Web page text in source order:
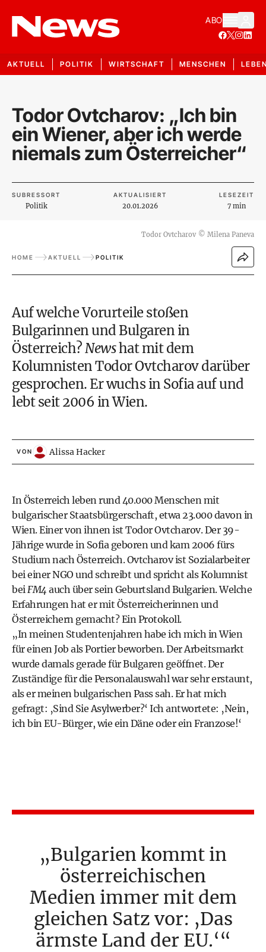
ABO
AKTUELL POLITIK WIRTSCHAFT MENSCHEN
Todor Ovtcharov: „Ich bin
ein Wiener, aber ich werde
niemals zum Österreicher“
SUBRESSORT
Politik
AKTUALISIERT
20.01.2026
LESEZEIT
7 min
Todor Ovtcharov © Milena Paneva
HOME AKTUELL POLITIK
Auf welche Vorurteile stoßen
Bulgarinnen und Bulgaren in
Österreich?Newshat mit dem
Kolumnisten Todor Ovtcharov darüber
gesprochen. Er wuchs in Sofia auf und
lebt seit 2006 in Wien.
VON Alissa Hacker
In Österreich leben rund 40.000 Menschen mit
bulgarischer Staatsbürgerschaft, etwa 23.000 davon in
Wien. Einer von ihnen ist Todor Ovtcharov. Der 39-
Jährige wurde in Sofia geboren und kam 2006 fürs
Studium nach Österreich. Ovtcharov ist Sozialarbeiter
bei einer NGO und schreibt und spricht als Kolumnist
beiFM4 auch über sein Geburtsland Bulgarien. Welche
Erfahrungen hat er mit Österreicherinnen und
Österreichern gemacht? Ein Protokoll.
„In meinen Studentenjahren habe ich mich in Wien
für einen Job als Portier beworben. Der Arbeitsmarkt
wurde damals gerade für Bulgaren geöffnet. Der
Zuständige für die Personalauswahl war sehr erstaunt,
als er meinen bulgarischen Pass sah. Er hat mich
gefragt: ‚Sind Sie Asylwerber?‘ Ich antwortete: ‚Nein,
ich bin EU-Bürger, wie ein Däne oder ein Franzose!‘
Bulgarien kommt in
österreichischen
Medien immer mit dem
gleichen Satz vor: ‚Das
ärmste Land der EU.‘